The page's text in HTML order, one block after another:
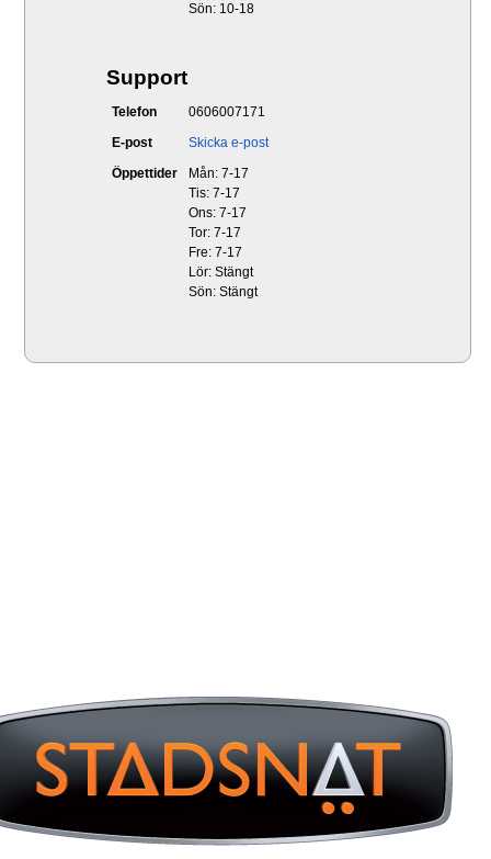
Sön: 10-18
Support
Telefon
0606007171
E-post
Skicka e-post
Öppettider
Mån: 7-17
Tis: 7-17
Ons: 7-17
Tor: 7-17
Fre: 7-17
Lör: Stängt
Sön: Stängt